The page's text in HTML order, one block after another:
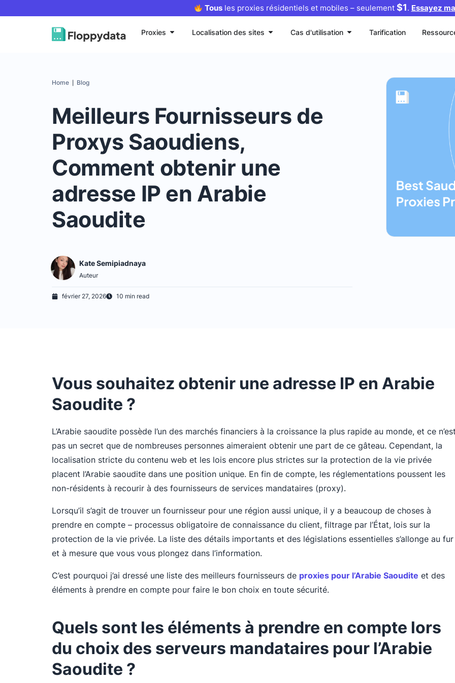
Tousles proxies résidentiels et mobiles – seulement $1. Essayez
Proxies Localisation des sites Cas d'utilisation Tarification
Home Blog
Meilleurs Fournisseurs de
Proxys Saoudiens,
Comment obtenir une
adresse IP en Arabie
Saoudite
Kate Semipiadnaya
Auteur
février 27, 2026 10 min read
Vous souhaitez obtenir une adresse IP en Arabie
Saoudite ?
L’Arabie saoudite possède l’un des marchés financiers à la croissance la plus rapide au monde, et ce n’est
pas un secret que de nombreuses personnes aimeraient obtenir une part de ce gâteau. Cependant, la
localisation stricte du contenu web et les lois encore plus strictes sur la protection de la vie privée
placent l’Arabie saoudite dans une position unique. En fin de compte, les réglementations poussent les
non-résidents à recourir à des fournisseurs de services mandataires (proxy).
Lorsqu’il s’agit de trouver un fournisseur pour une région aussi unique, il y a beaucoup de choses à
prendre en compte – processus obligatoire de connaissance du client, filtrage par l’État, lois sur la
protection de la vie privée. La liste des détails importants et des législations essentielles s’allonge au fur
et à mesure que vous vous plongez dans l’information.
C’est pourquoi j’ai dressé une liste des meilleurs fournisseurs de proxies pour l’Arabie Saoudite et des
éléments à prendre en compte pour faire le bon choix en toute sécurité.
Quels sont les éléments à prendre en compte lors
du choix des serveurs mandataires pour l’Arabie
Saoudite ?